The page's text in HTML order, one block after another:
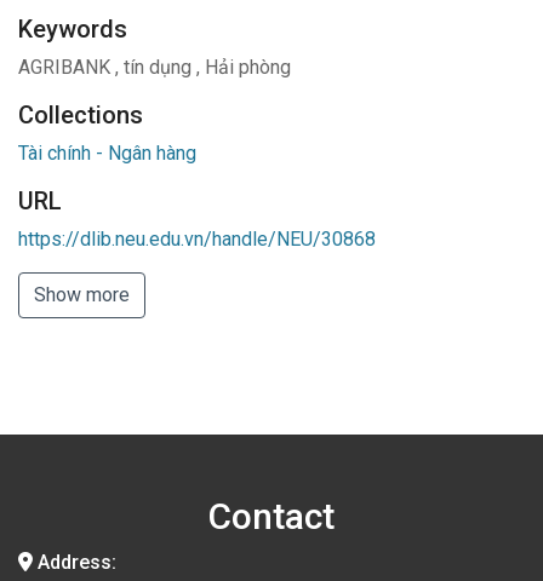
Keywords
AGRIBANK , tín dụng , Hải phòng
Collections
Tài chính - Ngân hàng
URL
https://dlib.neu.edu.vn/handle/NEU/30868
Show more
Contact
Address: